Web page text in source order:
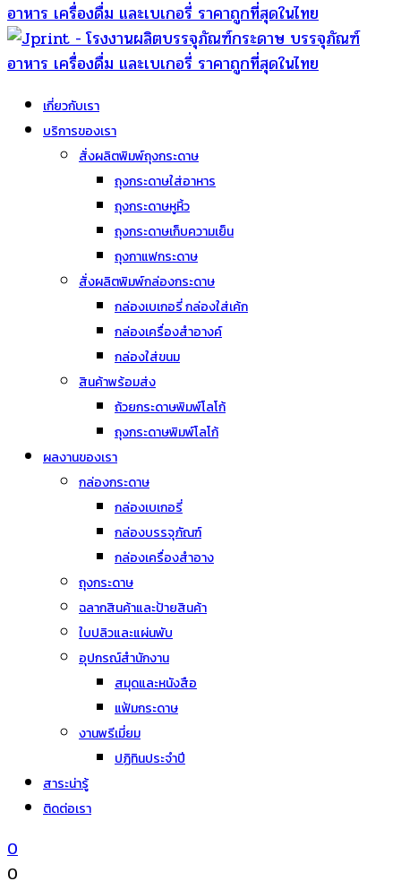
เกี่ยวกับเรา
บริการของเรา
สั่งผลิตพิมพ์ถุงกระดาษ
ถุงกระดาษใส่อาหาร
ถุงกระดาษหูหิ้ว
ถุงกระดาษเก็บความเย็น
ถุงกาแฟกระดาษ
สั่งผลิตพิมพ์กล่องกระดาษ
กล่องเบเกอรี่ กล่องใส่เค้ก
กล่องเครื่องสำอางค์
กล่องใส่ขนม
สินค้าพร้อมส่ง
ถ้วยกระดาษพิมพ์โลโก้
ถุงกระดาษพิมพ์โลโก้
ผลงานของเรา
กล่องกระดาษ
กล่องเบเกอรี่
กล่องบรรจุภัณฑ์
กล่องเครื่องสำอาง
ถุงกระดาษ
ฉลากสินค้าและป้ายสินค้า
ใบปลิวและแผ่นพับ
อุปกรณ์สำนักงาน
สมุดและหนังสือ
แฟ้มกระดาษ
งานพรีเมี่ยม
ปฏิทินประจำปี
สาระน่ารู้
ติดต่อเรา
0
0